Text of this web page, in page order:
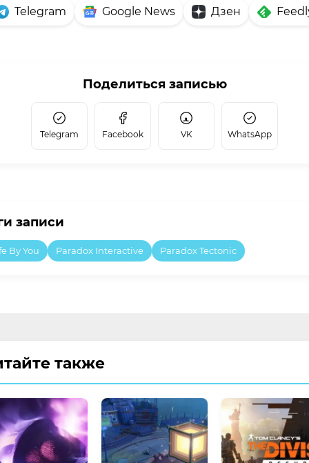
Telegram Google News Дзен
Поделиться записью
Telegram Facebook VK WhatsApp
записи
By You ​​Paradox Interactive Paradox Tectonic
также